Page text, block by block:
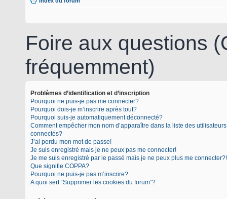
Foire aux questions
fréquemment)
Problèmes d’identification et d’inscription
Pourquoi ne puis-je pas me connecter?
Pourquoi dois-je m’inscrire après tout?
Pourquoi suis-je automatiquement déconnecté?
Comment empêcher mon nom d’apparaître dans la liste des utilisateurs
connectés?
J’ai perdu mon mot de passe!
Je suis enregistré mais je ne peux pas me connecter!
Je me suis enregistré par le passé mais je ne peux plus me connecter?!
Que signifie COPPA?
Pourquoi ne puis-je pas m’inscrire?
A quoi sert “Supprimer les cookies du forum”?